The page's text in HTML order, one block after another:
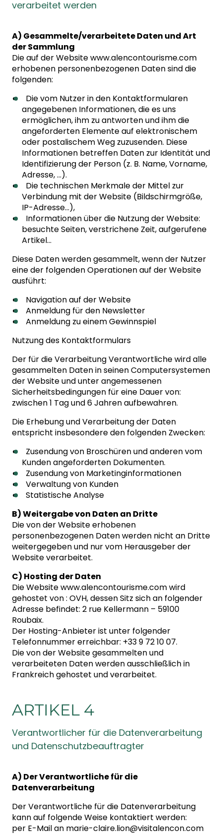
verarbeitet werden
A) Gesammelte/verarbeitete Daten und Art
der Sammlung
Die auf der Website www.alencontourisme.com
erhobenen personenbezogenen Daten sind die
folgenden:
Die vom Nutzer in den Kontaktformularen
angegebenen Informationen, die es uns
ermöglichen, ihm zu antworten und ihm die
angeforderten Elemente auf elektronischem
oder postalischem Weg zuzusenden. Diese
Informationen betreffen Daten zur Identität und
Identifizierung der Person (z. B. Name, Vorname,
Adresse, …).
Die technischen Merkmale der Mittel zur
Verbindung mit der Website (Bildschirmgröße,
IP-Adresse…),
Informationen über die Nutzung der Website:
besuchte Seiten, verstrichene Zeit, aufgerufene
Artikel…
Diese Daten werden gesammelt, wenn der Nutzer
eine der folgenden Operationen auf der Website
ausführt:
Navigation auf der Website
Anmeldung für den Newsletter
Anmeldung zu einem Gewinnspiel
Nutzung des Kontaktformulars
Der für die Verarbeitung Verantwortliche wird alle
gesammelten Daten in seinen Computersystemen
der Website und unter angemessenen
Sicherheitsbedingungen für eine Dauer von:
zwischen 1 Tag und 6 Jahren aufbewahren.
Die Erhebung und Verarbeitung der Daten
entspricht insbesondere den folgenden Zwecken:
Zusendung von Broschüren und anderen vom
Kunden angeforderten Dokumenten.
Zusendung von Marketinginformationen
Verwaltung von Kunden
Statistische Analyse
B) Weitergabe von Daten an Dritte
Die von der Website erhobenen
personenbezogenen Daten werden nicht an Dritte
weitergegeben und nur vom Herausgeber der
Website verarbeitet.
C) Hosting der Daten
Die Website www.alencontourisme.com wird
gehostet von : OVH, dessen Sitz sich an folgender
Adresse befindet: 2 rue Kellermann – 59100
Roubaix.
Der Hosting-Anbieter ist unter folgender
Telefonnummer erreichbar: +33 9 72 10 07.
Die von der Website gesammelten und
verarbeiteten Daten werden ausschließlich in
Frankreich gehostet und verarbeitet.
ARTIKEL 4
Verantwortlicher für die Datenverarbeitung
und Datenschutzbeauftragter
A) Der Verantwortliche für die
Datenverarbeitung
Der Verantwortliche für die Datenverarbeitung
kann auf folgende Weise kontaktiert werden:
per E-Mail an marie-claire.lion@visitalencon.com